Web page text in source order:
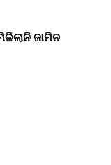
ଜାମିନ